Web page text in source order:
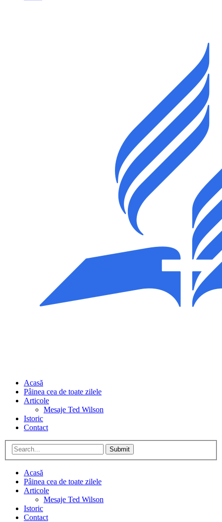
Acasă
Pâinea cea de toate zilele
Articole
Mesaje Ted Wilson
Istoric
Contact
Submit
Acasă
Pâinea cea de toate zilele
Articole
Mesaje Ted Wilson
Istoric
Contact